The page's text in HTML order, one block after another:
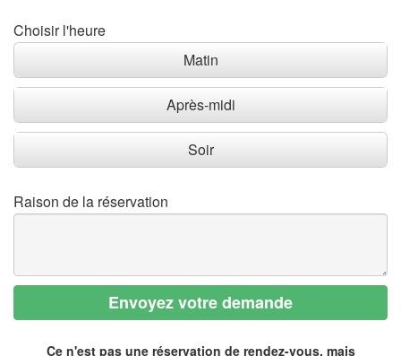
Choisir l'heure
Matin
Après-midi
Soir
Raison de la réservation
Envoyez votre demande
Ce n'est pas une réservation de rendez-vous, mais